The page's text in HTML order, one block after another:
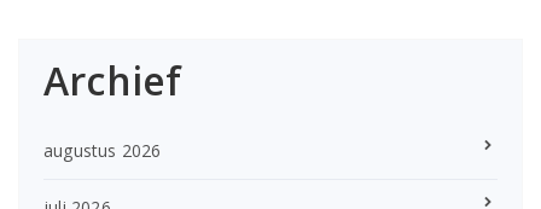
Archief
augustus 2026